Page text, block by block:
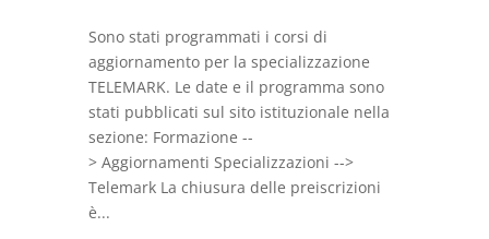
Sono stati programmati i corsi di
aggiornamento per la specializzazione
TELEMARK. Le date e il programma sono
stati pubblicati sul sito istituzionale nella
sezione: Formazione --
> Aggiornamenti Specializzazioni -->
Telemark La chiusura delle preiscrizioni
è...